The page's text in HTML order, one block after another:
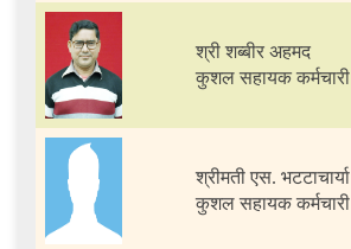
श्री शब्बीर अहमद
कुशल सहायक कर्मचारी
श्रीमती एस. भटटाचार्या
कुशल सहायक कर्मचारी